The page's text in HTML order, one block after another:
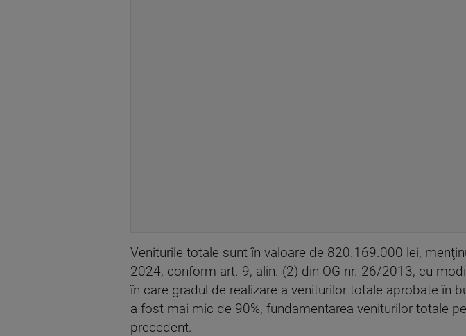
Veniturile totale sunt în valoare de 820.169.000 lei,
2024, conform art. 9, alin. (2) din OG nr. 26/2013, cu
în care gradul de realizare a veniturilor totale aprobate în
a fost mai mic de 90%, fundamentarea veniturilor totale
precedent.